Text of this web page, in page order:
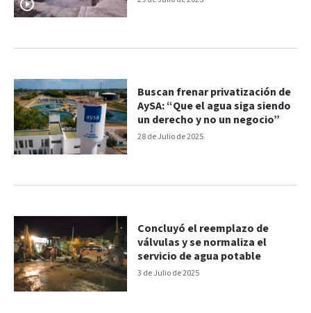
28 de Julio de 2025
Buscan frenar privatización de
AySA: “Que el agua siga siendo
un derecho y no un negocio”
3 de Julio de 2025
Concluyó el reemplazo de
válvulas y se normaliza el
servicio de agua potable